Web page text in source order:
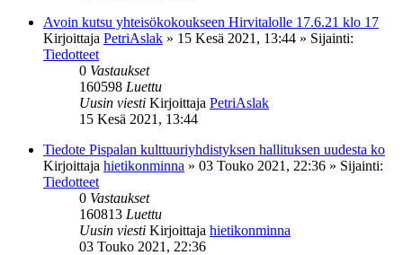
Avoin kutsu yhteisökokoukseen Hirvitalolle 17.6.21 klo 17
Kirjoittaja PetriAslak » 15 Kesä 2021, 13:44 » Sijainti:
Tiedotteet
0 Vastaukset
160598 Luettu
Uusin viesti Kirjoittaja PetriAslak
15 Kesä 2021, 13:44
Tiedote Pispalan kulttuuriyhdistyksen hallituksen uudesta ko
Kirjoittaja hietikonminna » 03 Touko 2021, 22:36 » Sijainti:
Tiedotteet
0 Vastaukset
160813 Luettu
Uusin viesti Kirjoittaja hietikonminna
03 Touko 2021, 22:36